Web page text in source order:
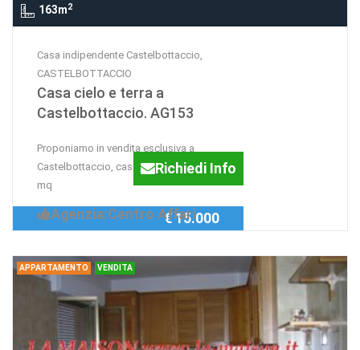
163m2
Casa indipendente Castelbottaccio,
CASTELBOTTACCIO
Casa cielo e terra a
Castelbottaccio. AG153
Proponiamo in vendita esclusiva a
Castelbottaccio, casa cielo terra di 163
mq
Richiedi Info
Agenzia:Centro Affari
€ 15.000
APPARTAMENTO VENDITA